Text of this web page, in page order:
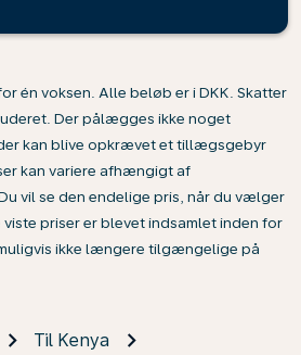
én voksen. Alle beløb er i DKK. Skatter
Der pålægges ikke noget
kan blive opkrævet et tillægsgebyr
kan variere afhængigt af
vil se den endelige pris, når du vælger
priser er blevet indsamlet inden for
ikke længere tilgængelige på
Til Kenya